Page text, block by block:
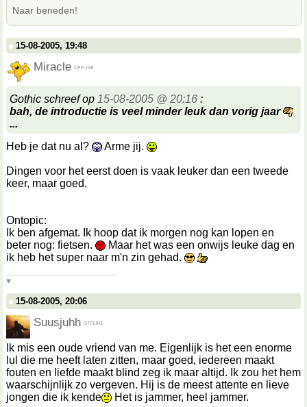
Naar beneden!
15-08-2005, 19:48
Miracle
Gothic schreef op 15-08-2005 @ 20:16 :
bah, de introductie is veel minder leuk dan vorig jaar
...
Heb je dat nu al?
Arme jij.
Dingen voor het eerst doen is vaak leuker dan een tweede
keer, maar goed.
Ontopic:
Ik ben afgemat. Ik hoop dat ik morgen nog kan lopen en
beter nog: fietsen.
Maar het was een onwijs leuke dag en
ik heb het super naar m'n zin gehad.
♥
15-08-2005, 20:06
Suusjuhh
Ik mis een oude vriend van me. Eigenlijk is het een enorme
lul die me heeft laten zitten, maar goed, iedereen maakt
fouten en liefde maakt blind zeg ik maar altijd. Ik zou het hem
waarschijnlijk zo vergeven. Hij is de meest attente en lieve
jongen die ik kende
Het is jammer, heel jammer.